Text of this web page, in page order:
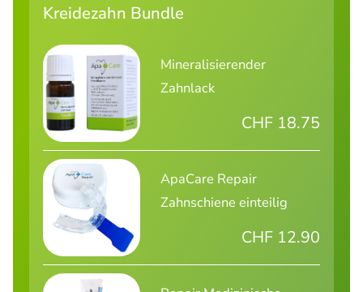
Kreidezahn Bundle
Mineralisierender
Zahnlack
CHF 18.75
ApaCare Repair
Zahnschiene einteilig
CHF 12.90